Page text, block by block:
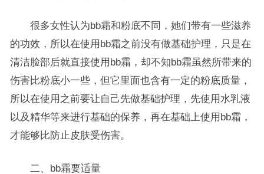
很多女性认为bb霜和粉底不同，她们带有一些滋养
的功效，所以在使用bb霜之前没有做基础护理，只是在
清洁脸部后就直接使用bb霜，却不知bb霜虽然所带来的
伤害比粉底小一些，但它里面也含有一定的粉底质量，
所以在使用之前要让自己先做基础护理，先使用水乳液
以及精华等来进行基础的保养，再在基础上使用bb霜，
才能够比防止皮肤受伤害。
二、bb霜要适量